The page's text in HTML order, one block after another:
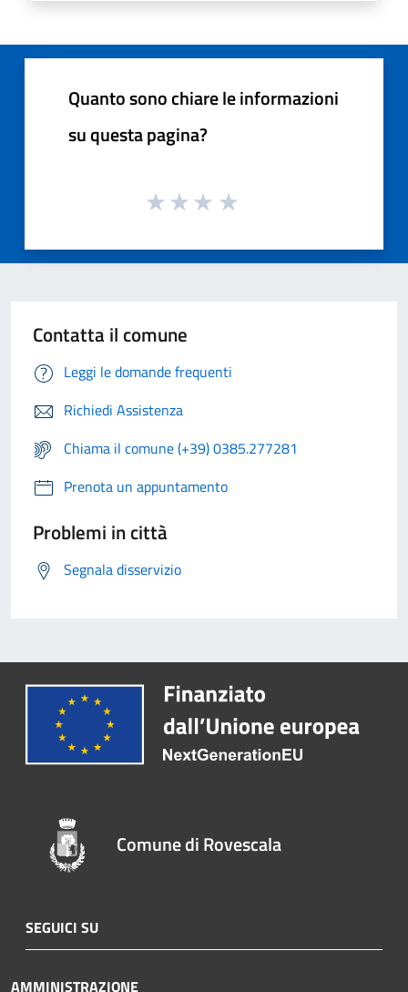
Quanto sono chiare le informazioni
su questa pagina?
Contatta il comune
Leggi le domande frequenti
Richiedi Assistenza
Chiama il comune (+39) 0385.277281
Prenota un appuntamento
Problemi in città
Segnala disservizio
Comune di Rovescala
SEGUICI SU
AMMINISTRAZIONE